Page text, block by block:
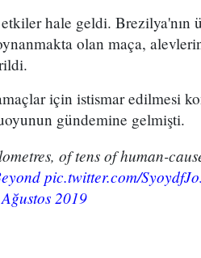
hale geldi.
olan maça,
için istismar edilmesi
gündemine gelmişti.
of tens of human-
pic.twitter.com/
2019